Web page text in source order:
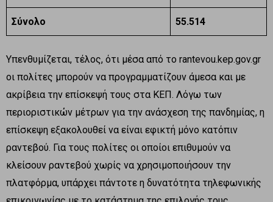
Σύνολο 55.514
Υπενθυμίζεται, τέλος, ότι μέσα από το rantevou.kep.gov.gr
οι πολίτες μπορούν να προγραμματίζουν άμεσα και με
ακρίβεια την επίσκεψή τους στα ΚΕΠ. Λόγω των
περιοριστικών μέτρων για την ανάσχεση της πανδημίας, η
επίσκεψη εξακολουθεί να είναι εφικτή μόνο κατόπιν
ραντεβού. Για τους πολίτες οι οποίοι επιθυμούν να
κλείσουν ραντεβού χωρίς να χρησιμοποιήσουν την
πλατφόρμα, υπάρχει πάντοτε η δυνατότητα τηλεφωνικής